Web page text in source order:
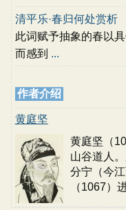
清平乐·春归何处赏析
此词赋予抽象的春以
而感到 ...
作者介绍
黄庭坚
黄庭坚（
山谷道人
分宁（今
（1067）